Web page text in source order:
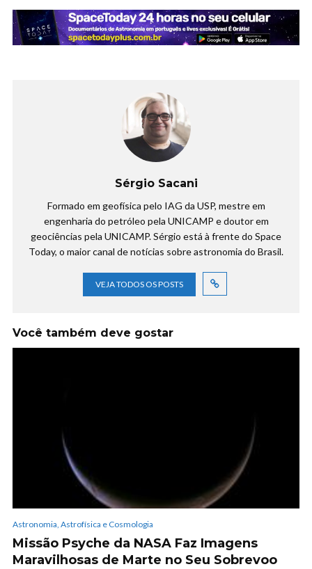
Sérgio Sacani
Formado em geofísica pelo IAG da USP, mestre em
engenharia do petróleo pela UNICAMP e doutor em
geociências pela UNICAMP. Sérgio está à frente do Space
Today, o maior canal de notícias sobre astronomia do Brasil.
VEJA TODOS OS POSTS
Você também deve gostar
Astronomia, Astrofísica e Cosmologia
Missão Psyche da NASA Faz Imagens
Maravilhosas de Marte no Seu Sobrevoo